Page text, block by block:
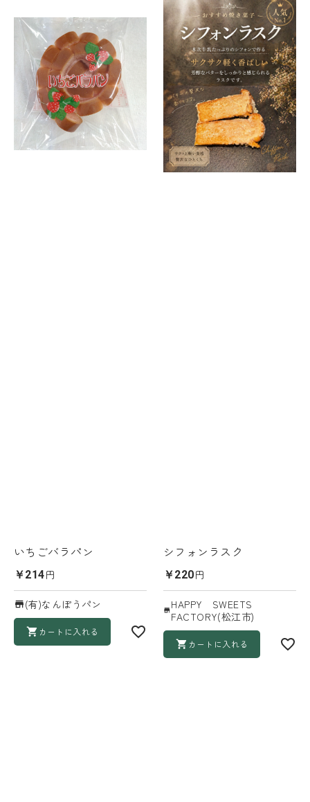
いちごバラパン
￥214円
(有)なんぽうパン
カートに入れる
シフォンラスク
￥220円
HAPPY SWEETS
FACTORY(松江市)
カートに入れる